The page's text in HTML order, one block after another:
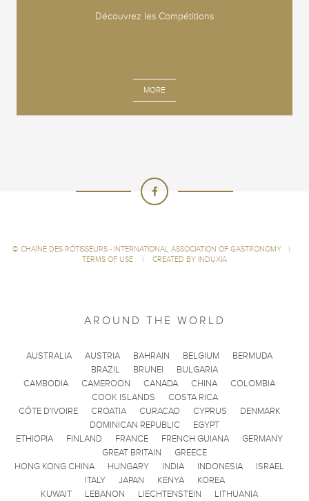
Découvrez les Compétitions
MORE
© CHAÎNE DES RÔTISSEURS - INTERNATIONAL ASSOCIATION OF GASTRONOMY
|
TERMS OF USE
| CREATED BY INDUXIA
AROUND THE WORLD
AUSTRALIA AUSTRIA BAHRAIN BELGIUM
BERMUDA
BRAZIL
BRUNEI
BULGARIA
CAMBODIA
CAMEROON CANADA CHINA
COLOMBIA
COOK ISLANDS
COSTA RICA
CÔTE D'IVOIRE
CROATIA CURACAO CYPRUS
DENMARK
DOMINICAN REPUBLIC
EGYPT
ETHIOPIA
FINLAND FRANCE FRENCH GUIANA
GERMANY
GREAT BRITAIN
GREECE
HONG KONG CHINA
HUNGARY INDIA INDONESIA
ISRAEL
ITALY
JAPAN KENYA
KOREA
KUWAIT
LEBANON LIECHTENSTEIN
LITHUANIA